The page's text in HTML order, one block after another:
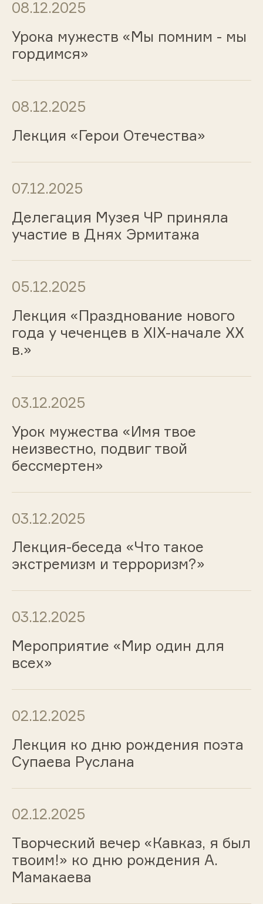
08.12.2025
Урока мужеств «Мы помним - мы
гордимся»
08.12.2025
Лекция «Герои Отечества»
07.12.2025
Делегация Музея ЧР приняла
участие в Днях Эрмитажа
05.12.2025
Лекция «Празднование нового
года у чеченцев в XIX-начале XX
в.»
03.12.2025
Урок мужества «Имя твое
неизвестно, подвиг твой
бессмертен»
03.12.2025
Лекция-беседа «Что такое
экстремизм и терроризм?»
03.12.2025
Мероприятие «Мир один для
всех»
02.12.2025
Лекция ко дню рождения поэта
Супаева Руслана
02.12.2025
Творческий вечер «Кавказ, я был
твоим!» ко дню рождения А.
Мамакаева